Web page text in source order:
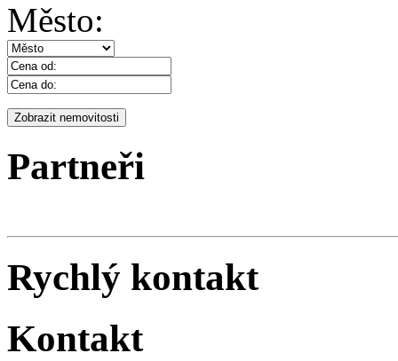
Město:
Partneři
Rychlý kontakt
Kontakt